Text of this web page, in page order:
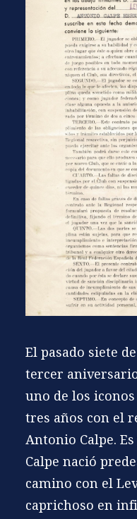
El pasado siete
tercer
uno de los
tres años con el
Antonio Calpe.
Calpe nació
camino con el
caprichoso en